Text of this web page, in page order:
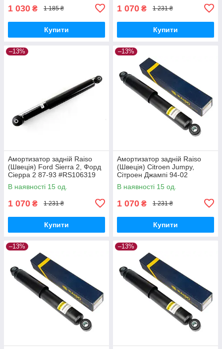
1 030 ₴ 1 185 ₴
Купити
1 070 ₴ 1 231 ₴
Купити
–13%
Амортизатор задній Raiso
(Швеція) Ford Sierra 2, Форд
Сіерра 2 87-93 #RS106319
UAORWYI17
В наявності 15 од.
1 070 ₴ 1 231 ₴
Купити
–13%
Амортизатор задній Raiso
(Швеція) Citroen Jumpy,
Сітроен Джампі 94-02
#RS280985 UAEQFLB17
В наявності 15 од.
1 070 ₴ 1 231 ₴
Купити
–13% –13%